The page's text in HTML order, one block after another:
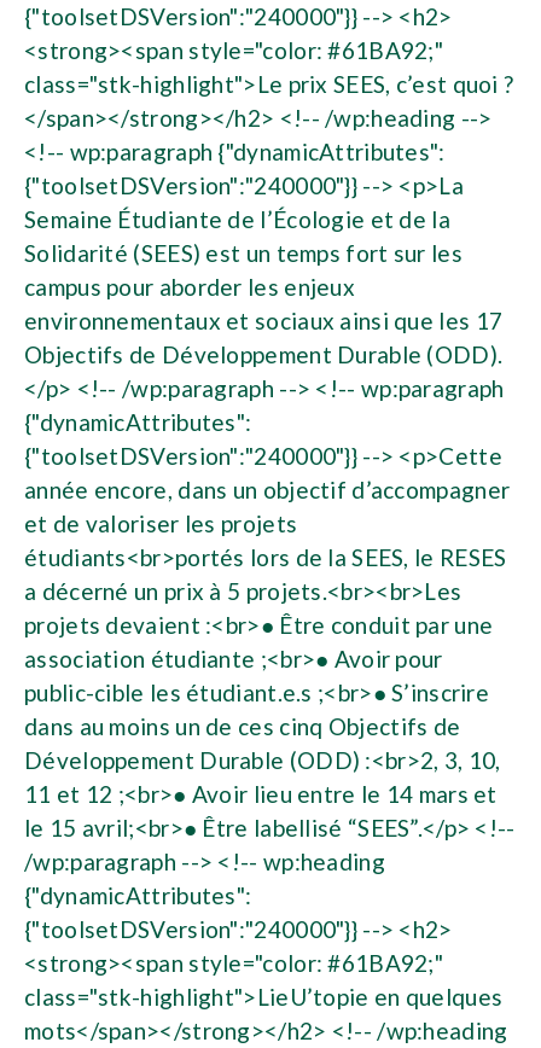
{"toolsetDSVersion":"240000"}} --> <h2>
<strong><span style="color: #61BA92;"
class="stk-highlight">Le prix SEES, c’est quoi ?
</span></strong></h2> <!-- /wp:heading -->
<!-- wp:paragraph {"dynamicAttributes":
{"toolsetDSVersion":"240000"}} --> <p>La
Semaine Étudiante de l’Écologie et de la
Solidarité (SEES) est un temps fort sur les
campus pour aborder les enjeux
environnementaux et sociaux ainsi que les 17
Objectifs de Développement Durable (ODD).
</p> <!-- /wp:paragraph --> <!-- wp:paragraph
{"dynamicAttributes":
{"toolsetDSVersion":"240000"}} --> <p>Cette
année encore, dans un objectif d’accompagner
et de valoriser les projets
étudiants<br>portés lors de la SEES, le RESES
a décerné un prix à 5 projets.<br><br>Les
projets devaient :<br>● Être conduit par une
association étudiante ;<br>● Avoir pour
public-cible les étudiant.e.s ;<br>● S’inscrire
dans au moins un de ces cinq Objectifs de
Développement Durable (ODD) :<br>2, 3, 10,
11 et 12 ;<br>● Avoir lieu entre le 14 mars et
le 15 avril;<br>● Être labellisé “SEES”.</p> <!--
/wp:paragraph --> <!-- wp:heading
{"dynamicAttributes":
{"toolsetDSVersion":"240000"}} --> <h2>
<strong><span style="color: #61BA92;"
class="stk-highlight">LieU’topie en quelques
mots</span></strong></h2> <!-- /wp:heading